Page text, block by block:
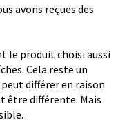
avons reçues des
le produit choisi aussi
Cela reste un
différer en raison
être différente. Mais